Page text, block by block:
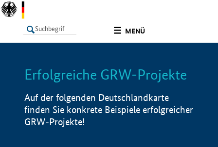
MENÜ
LISTE Info
Erfolgreiche GRW-Projekte
Auf der folgenden Deutschlandkarte
finden Sie konkrete Beispiele erfolgreicher
GRW-Projekte!